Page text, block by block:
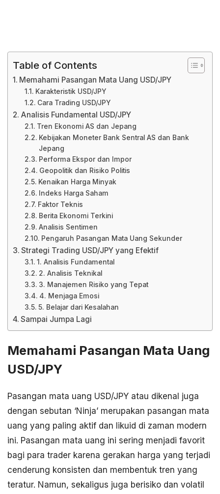
Table of Contents
Memahami Pasangan Mata Uang USD/JPY
Karakteristik USD/JPY
Cara Trading USD/JPY
Analisis Fundamental USD/JPY
Tren Ekonomi AS dan Jepang
Kebijakan Moneter Bank Sentral AS dan Bank
Jepang
Performa Ekspor dan Impor
Geopolitik dan Risiko Politis
Kenaikan Harga Minyak
Indeks Harga Saham
Faktor Teknis
Berita Ekonomi Terkini
Analisis Sentimen
Pengaruh Pasangan Mata Uang Sekunder
Strategi Trading USD/JPY yang Efektif
1. Analisis Fundamental
2. Analisis Teknikal
3. Manajemen Risiko yang Tepat
4. Menjaga Emosi
5. Belajar dari Kesalahan
Sampai Jumpa Lagi
Memahami Pasangan Mata Uang
USD/JPY
Pasangan mata uang USD/JPY atau dikenal juga
dengan sebutan ‘Ninja’ merupakan pasangan mata
uang yang paling aktif dan likuid di zaman modern
ini. Pasangan mata uang ini sering menjadi favorit
bagi para trader karena gerakan harga yang terjadi
cenderung konsisten dan membentuk tren yang
teratur. Namun, sekaligus juga berisiko dan volatil